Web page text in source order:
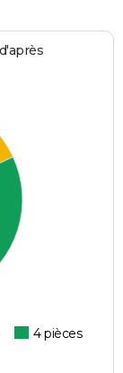
4 pièces